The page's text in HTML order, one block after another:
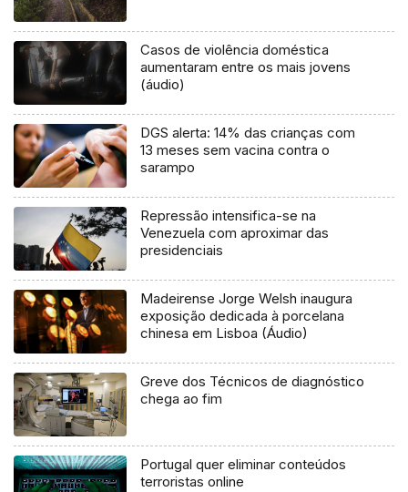
Casos de violência doméstica
aumentaram entre os mais jovens
(áudio)
DGS alerta: 14% das crianças com
13 meses sem vacina contra o
sarampo
Repressão intensifica-se na
Venezuela com aproximar das
presidenciais
Madeirense Jorge Welsh inaugura
exposição dedicada à porcelana
chinesa em Lisboa (Áudio)
Greve dos Técnicos de diagnóstico
chega ao fim
Portugal quer eliminar conteúdos
terroristas online